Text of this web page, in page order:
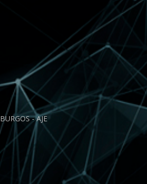
- AJE